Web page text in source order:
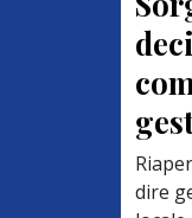
dire